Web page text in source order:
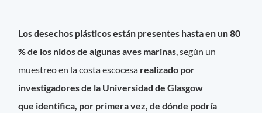
Los desechos plásticos están presentes hasta en un 80
% de los nidos de algunas aves marinas , según un
muestreo en la costa escocesa realizado por
investigadores de la Universidad de Glasgow
que identifica, por primera vez, de dónde podría